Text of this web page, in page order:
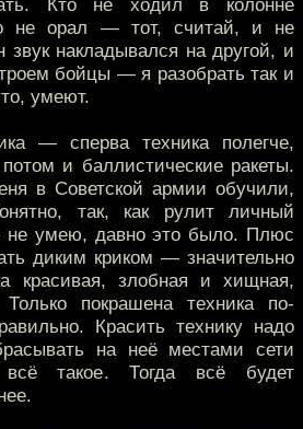
Кто не ходил в колонне
не орал — тот, считай, и не
накладывался на другой, и
бойцы — я разобрать так и
умеют.
— сперва техника полегче,
и баллистические ракеты.
в Советской армии обучили,
так, как рулит личный
не умею, давно это было. Плюс
диким криком — значительно
красивая, злобная и хищная,
покрашена техника по-
Красить технику надо
на неё местами сети
такое. Тогда всё будет